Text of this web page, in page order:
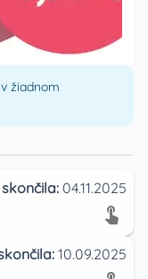
žiadnom
04.11.2025
10.09.2025